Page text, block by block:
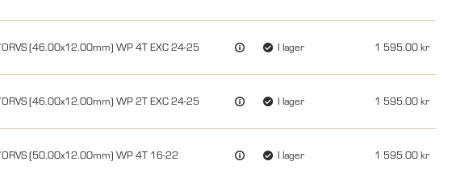
(46.00x12.00mm) WP 4T EXC 24-25 I lager 1 595.00
(46.00x12.00mm) WP 2T EXC 24-25 I lager 1 595.00
(50.00x12.00mm) WP 4T 16-22 I lager 1 595.00